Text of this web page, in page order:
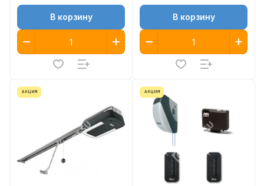
В корзину В корзину
АКЦИЯ АКЦИЯ